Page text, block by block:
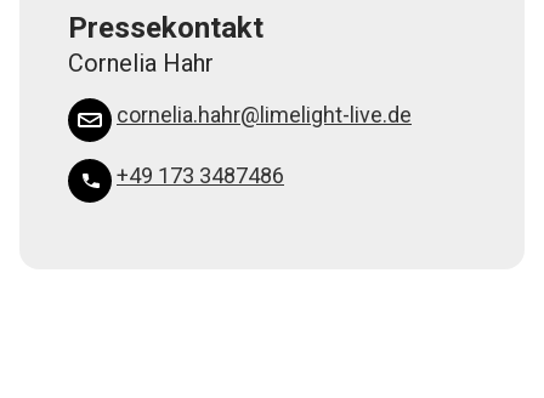
Pressekontakt
Cornelia Hahr
cornelia.hahr@limelight-live.de
+49 173 3487486